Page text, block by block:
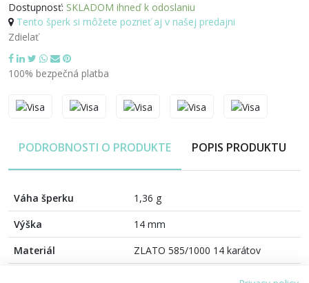
Dostupnosť: SKLADOM ihneď k odoslaniu
Tento šperk si môžete pozrieť aj v našej predajni
Zdielať
100% bezpečná platba
PODROBNOSTI O PRODUKTE POPIS PRODUKTU
Váha šperku
1,36 g
Výška
14 mm
Materiál
ZLATO 585/1000 14 karátov